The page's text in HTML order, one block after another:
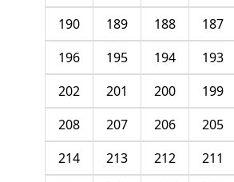
187
188
189
190
193
194
195
196
199
200
201
202
205
206
207
208
211
212
213
214